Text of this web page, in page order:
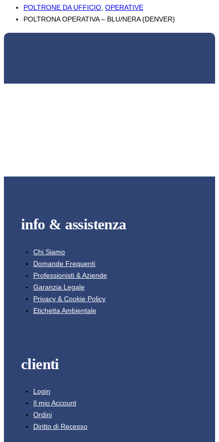
POLTRONE DA UFFICIO OPERATIVE
POLTRONA OPERATIVA – BLU/NERA (DENVER)
info & assistenza
Chi Siamo
Domande Frequenti
Professionisti & Aziende
Garanzia Legale
Privacy & Cookie Policy
Etichetta Ambientale
clienti
Login
Il mio Account
Ordini
Diritto di Recesso